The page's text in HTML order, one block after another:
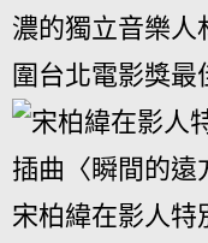
濃的獨立音樂人
圍台北電影獎
宋柏緯在影人特